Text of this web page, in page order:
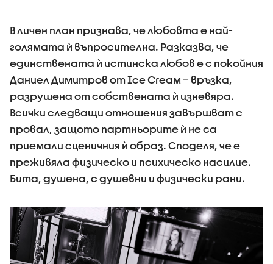
В личен план признава, че любовта е най-
голямата ѝ въпросителна. Разказва, че
единствената ѝ истинска любов е с покойния
Даниел Димитров от Ice Creaм – връзка,
разрушена от собствената ѝ изневяра.
Всички следващи отношения завършват с
провал, защото партньорите ѝ не са
приемали сценичния ѝ образ. Споделя, че е
преживяла физическо и психическо насилие.
Бита, душена, с душевни и физически рани.